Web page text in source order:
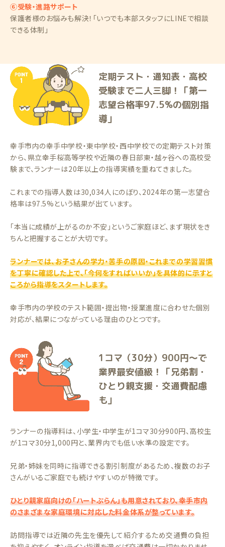
⑥受験・進路サポート
保護者様のお悩みも解決！「いつでも本部スタッフにLINEで相談
できる体制」
定期テスト・通知表・高校
受験まで二人三脚！「第一
志望合格率97.5%の個別指
導」
幸手市内の幸手中学校・東中学校・西中学校での定期テスト対策
から、県立幸手桜高等学校や近隣の春日部東・越ヶ谷への高校受
験まで、ランナーは20年以上の指導実績を重ねてきました。
これまでの指導人数は30,034人にのぼり、2024年の第一志望合
格率は97.5%という結果が出ています。
「本当に成績が上がるのか不安」というご家庭ほど、まず現状をき
ちんと把握することが大切です。
ランナーでは、お子さんの学力・苦手の原因・これまでの学習習慣
を丁寧に確認した上で、「今何をすればいいか」を具体的に示すと
ころから指導をスタートします。
幸手市内の学校のテスト範囲・提出物・授業進度に合わせた個別
対応が、結果につながっている理由のひとつです。
1コマ（30分）900円〜で
業界最安値級！「兄弟割・
ひとり親支援・交通費配慮
も」
ランナーの指導料は、小学生・中学生が1コマ30分900円、高校生
が1コマ30分1,000円と、業界内でも低い水準の設定です。
兄弟・姉妹を同時に指導できる割引制度があるため、複数のお子
さんがいるご家庭でも続けやすいのが特徴です。
ひとり親家庭向けの「ハートぷらん」も用意されており、幸手市内
のさまざまな家庭環境に対応した料金体系が整っています。
訪問指導では近隣の先生を優先して紹介するため交通費の負担